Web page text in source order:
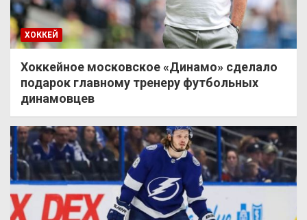
ХОККЕЙ
Хоккейное московское «Динамо» сделало
подарок главному тренеру футбольных
динамовцев